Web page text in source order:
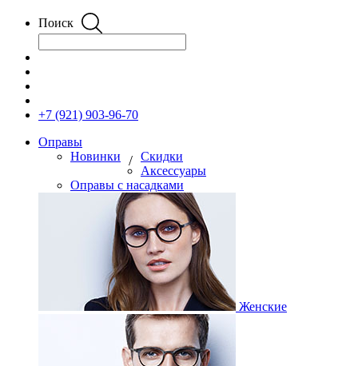
Поиск
+7 (921) 903-96-70
Оправы
Новинки
/ Скидки
Аксессуары
Оправы с насадками
Женские